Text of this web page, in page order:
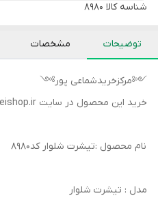
شناسه کالا 8980
توضیحات مشخصات
༺مرکزخریدشماعی پور༻
خرید این محصول در سایت Www.shamaeishop.ir
نام محصول :تیشرت شلوار کد8980
مدل : تیشرت شلوار